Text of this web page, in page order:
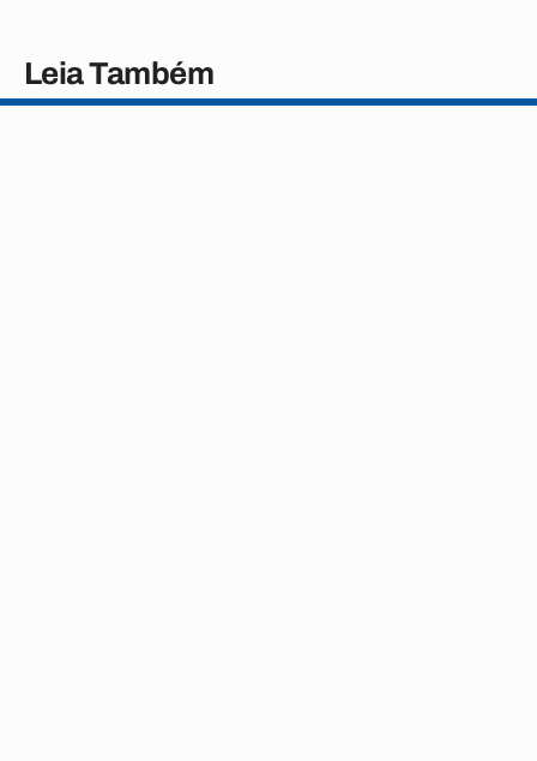
Leia Também